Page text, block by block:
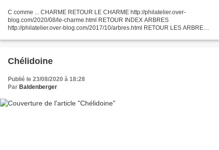
C comme ... CHARME RETOUR LE CHARME http://philatelier.over-
blog.com/2020/08/le-charme.html RETOUR INDEX ARBRES
http://philatelier.over-blog.com/2017/10/arbres.html RETOUR LES ARBRES
foret.html...
Chélidoine
Publié le 23/08/2020 à 18:28
Par Baldenberger